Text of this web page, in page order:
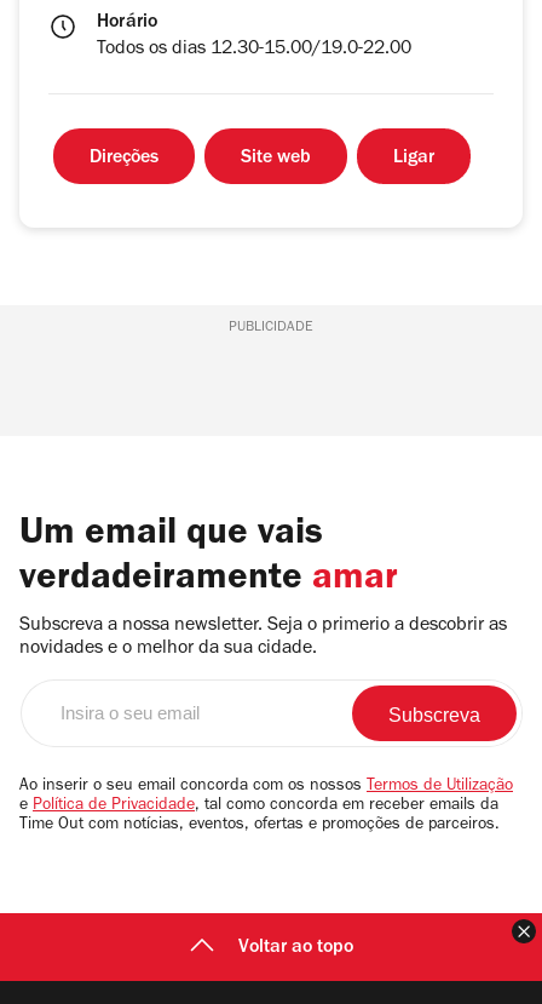
Horário
Todos os dias 12.30-15.00/19.0-22.00
Direções Site web Ligar
PUBLICIDADE
Um email que vais
verdadeiramente amar
Subscreva a nossa newsletter. Seja o primerio a descobrir as
novidades e o melhor da sua cidade.
email
Ao inserir o seu email concorda com os nossos Termos de Utilização
e Política de Privacidade, tal como concorda em receber emails da
Time Out com notícias, eventos, ofertas e promoções de parceiros.
Voltar ao topo